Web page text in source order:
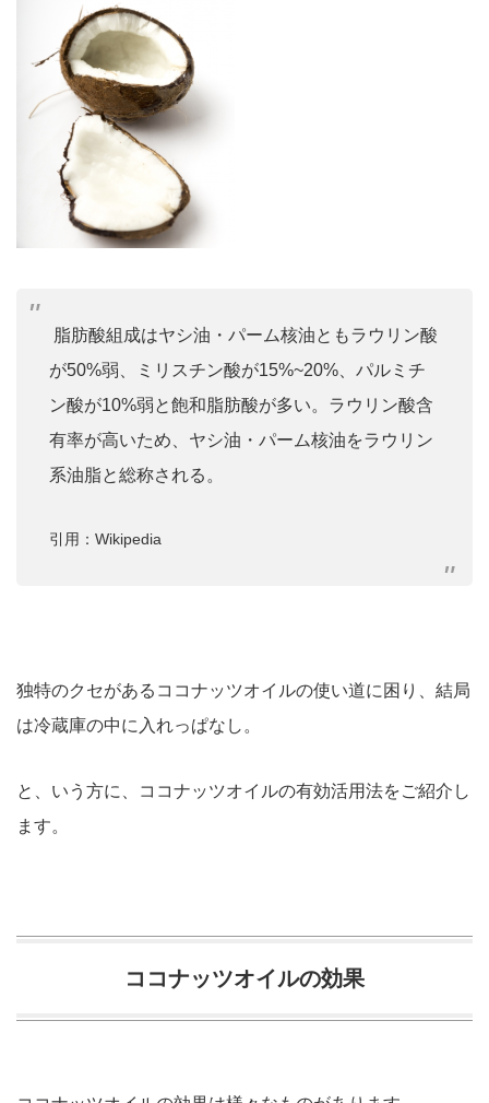
脂肪酸組成はヤシ油・パーム核油ともラウリン酸
が50%弱、ミリスチン酸が15%~20%、パルミチ
ン酸が10%弱と飽和脂肪酸が多い。ラウリン酸含
有率が高いため、ヤシ油・パーム核油をラウリン
系油脂と総称される。
引用：Wikipedia
独特のクセがあるココナッツオイルの使い道に困り、結局
は冷蔵庫の中に入れっぱなし。
と、いう方に、ココナッツオイルの有効活用法をご紹介し
ます。
ココナッツオイルの効果